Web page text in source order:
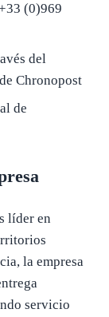
(0)969
del
Chronopost
de
líder en
la empresa
servicio